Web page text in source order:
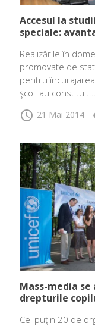
Accesul la
speciale:
Realizările în
promovate de
pentru
şcoli au constituit...
schedule 21 Mai 2014
Mass-media
drepturile
Cel puţin 20 de